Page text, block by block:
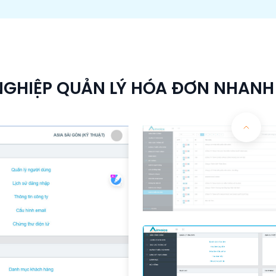
QUẢN LÝ HÓA ĐƠN